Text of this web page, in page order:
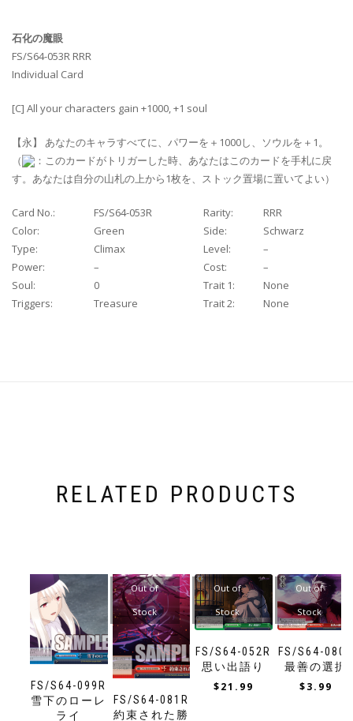
石化の魔眼
FS/S64-053R RRR
Individual Card
[C] All your characters gain +1000, +1 soul
【永】 あなたのキャラすべてに、パワーを＋1000し、ソウルを＋1。
（
：このカードがトリガーした時、あなたはこのカードを手札に戻
す。あなたは自分の山札の上から1枚を、ストック置場に置いてよい）
Card No.: FS/S64-053R Rarity:
RRR
Color:
Green Side:
Schwarz
Type:
Climax Level:
–
Power:
– Cost:
–
Soul:
0 Trait 1:
None
Triggers:
Treasure Trait 2: None
RELATED PRODUCTS
FS/S64-099R
雪下のローレ
ライ
FS/S64-081R
約束された勝
Out of
Stock
FS/S64-052R
思い出語り
Out of
Stock
$21.99
FS/S64-080R
最善の選択
Out of
Stock
$3.99